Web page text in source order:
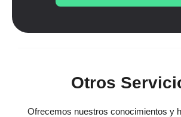
Otros
Ofrecemos nuestros conocimientos y